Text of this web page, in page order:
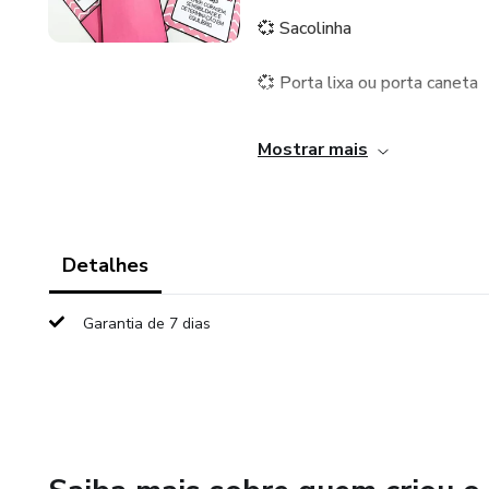
💞 Sacolinha
💞 Porta lixa ou porta caneta
Todos com design delicado
Mostrar mais
Detalhes
Garantia de 7 dias